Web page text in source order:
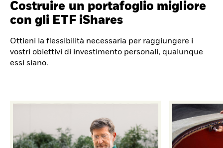
Costruire un portafoglio migliore
con gli ETF iShares
Ottieni la flessibilità necessaria per raggiungere i
vostri obiettivi di investimento personali, qualunque
essi siano.